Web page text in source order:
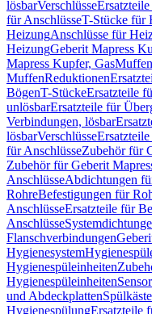
lösbarVerschlüsse
für AnschlüsseT-Stücke für
HeizungAnschlüsse für
HeizungGeberit Mapress
Mapress Kupfer, GasMuffen
MuffenReduktionen
BögenT-StückeErsatzteile
unlösbarErsatzteile für
Verbindungen, lösbar
lösbarVerschlüsse
für AnschlüsseZubehör für
Zubehör für Geberit
AnschlüsseAbdichtungen
RohreBefestigungen für
AnschlüsseErsatzteile für
Anschlüsse
Flanschverbindungen
Hygienesystem
Hygienespüleinheiten
Hygienespüleinheiten
und Abdeckplatten
HygienespülungErsatzteile